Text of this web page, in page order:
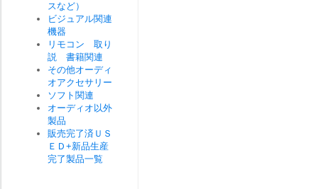
スなど）
ビジュアル関連
機器
リモコン 取り
説 書籍関連
その他オーディ
オアクセサリー
ソフト関連
オーディオ以外
製品
販売完了済ＵＳ
ＥＤ+新品生産
完了製品一覧